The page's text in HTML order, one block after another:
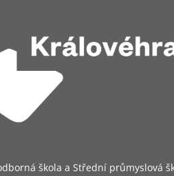
škola a Střední průmyslová